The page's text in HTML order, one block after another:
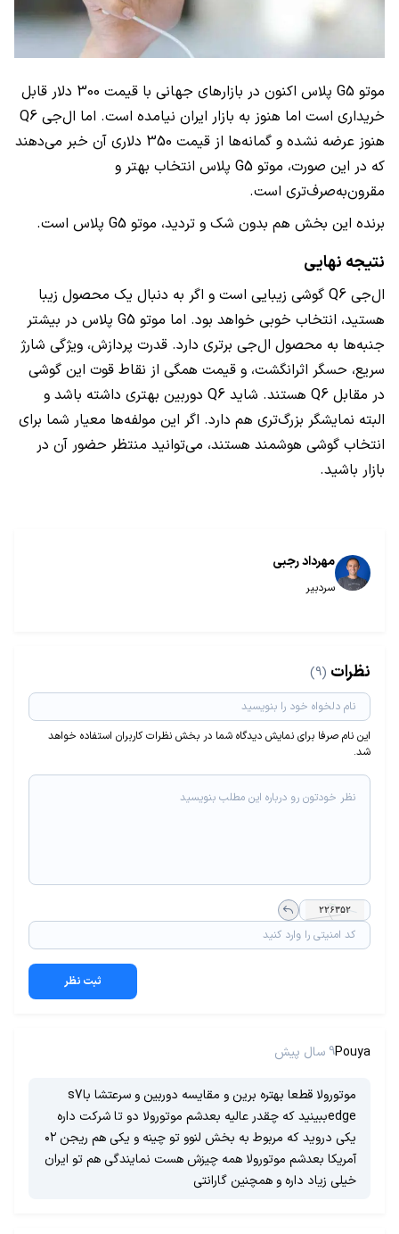
موتو G5
پلاس اکنون در بازارهای جهانی با قیمت 300 دلار قابل
خریداری است اما هنوز به بازار ایران نیامده است. اما ال‌جی Q6
هنوز عرضه نشده و گمانه‌ها از قیمت 350 دلاری آن خبر می‌دهند
که در این صورت، موتو G5 پلاس انتخاب بهتر و
مقرون‌به‌صرف‌تری است.
برنده این بخش هم بدون شک و تردید، موتو G5 پلاس است.
نتیجه نهایی
ال‌جی Q6 گوشی زیبایی است و اگر به دنبال یک محصول زیبا
هستید، انتخاب خوبی خواهد بود. اما موتو G5 پلاس در بیشتر
جنبه‌ها به محصول ال‌جی برتری دارد. قدرت پردازش، ویژگی شارژ
سریع، حسگر اثرانگشت، و قیمت همگی از نقاط قوت این گوشی
در مقابل Q6 هستند. شاید Q6 دوربین بهتری داشته باشد و
البته نمایشگر بزرگ‌تری هم دارد. اگر این مولفه‌ها معیار شما برای
انتخاب گوشی هوشمند هستند، می‌توانید منتظر حضور آن در
بازار باشید.
مهرداد رجبی
سردبیر
نظرات (9)
این نام صرفا برای نمایش دیدگاه شما در بخش نظرات کاربران استفاده خواهد
شد.
ثبت نظر
Pouya9 سال پیش
موتورولا قطعا بهتره برین و مقایسه دوربین و سرعتشا باs7
edgeببینید که چقدر عالیه بعدشم موتورولا دو تا شرکت داره
یکی دروید که مربوط به بخش لنوو تو چینه و یکی هم ریجن ۰۲
آمریکا بعدشم موتورولا همه چیزش هست نمایندگی هم تو ایران
خیلی زیاد داره و همچنین گارانتی